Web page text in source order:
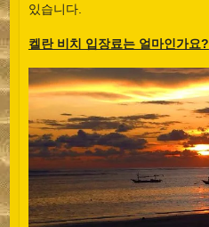
있습니다.
켈란 비치 입장료는 얼마인가요?